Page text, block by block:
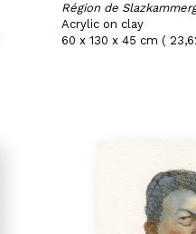
Région de
Acrylic on clay
60 x 130 x 45 cm (